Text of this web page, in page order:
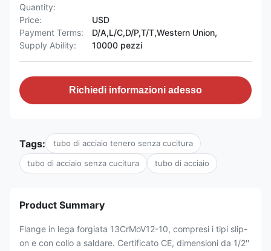
Quantity:
Price:
USD
Payment Terms:
D/A,L/C,D/P,T/T,Western Union,
Supply Ability:
10000 pezzi
Richiedi informazioni adesso
Tags: tubo di acciaio tenero senza cucitura
tubo di acciaio senza cucitura tubo di acciaio
Product Summary
Flange in lega forgiata 13CrMoV12-10, compresi i tipi slip-
on e con collo a saldare. Certificato CE, dimensioni da 1/2''